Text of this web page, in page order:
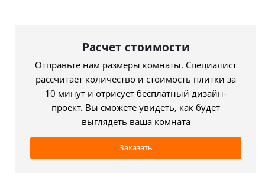
Расчет стоимости
Отправьте нам размеры комнаты. Специалист
рассчитает количество и стоимость плитки за
10 минут и отрисует бесплатный дизайн-
проект. Вы сможете увидеть, как будет
выглядеть ваша комната
Заказать